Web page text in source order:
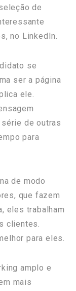
de
no LinkedIn.
se
ser a página
ele.
de outras
para
de modo
que fazem
eles trabalham
clientes.
para eles.
amplo e
mais